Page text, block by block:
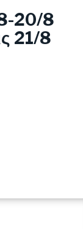
20/8
21/8